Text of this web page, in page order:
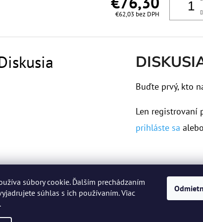
súbory cookie. Ďalším prechádzaním
súhlas s ich používaním. Viac
.
€62,03 bez DPH
Buďte prvý, kto
Len registrovaní
prihláste sa